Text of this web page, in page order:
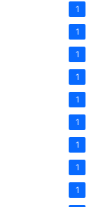
1
1
1
1
1
1
1
1
1